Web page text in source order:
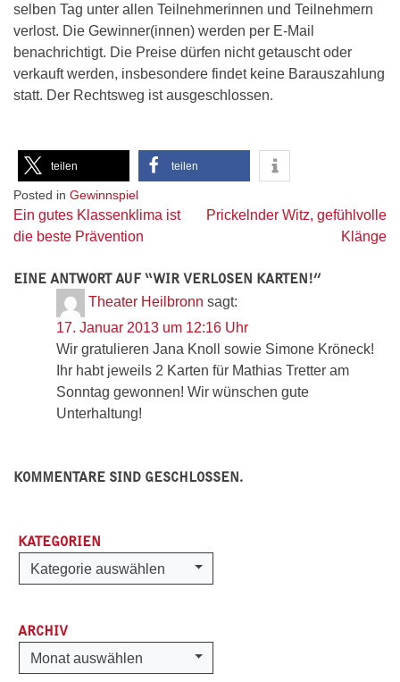
selben Tag unter allen Teilnehmerinnen und Teilnehmern
verlost. Die Gewinner(innen) werden per E-Mail
benachrichtigt. Die Preise dürfen nicht getauscht oder
verkauft werden, insbesondere findet keine Barauszahlung
statt. Der Rechtsweg ist ausgeschlossen.
teilen teilen
Posted in Gewinnspiel
Beitragsnavigation
Ein gutes Klassenklima ist
die beste Prävention
Prickelnder Witz, gefühlvolle
Klänge
EINE ANTWORT AUF “WIR VERLOSEN KARTEN!”
Theater Heilbronn sagt:
17. Januar 2013 um 12:16 Uhr
Wir gratulieren Jana Knoll sowie Simone Kröneck!
Ihr habt jeweils 2 Karten für Mathias Tretter am
Sonntag gewonnen! Wir wünschen gute
Unterhaltung!
KOMMENTARE SIND GESCHLOSSEN.
KATEGORIEN
Kategorien
Kategorie auswählen
ARCHIV
Archiv
Monat auswählen